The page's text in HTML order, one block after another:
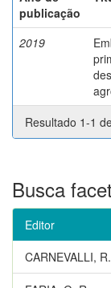
publicação
2019
Resultado 1-1
Busca
Editor
CARNEVALLI,